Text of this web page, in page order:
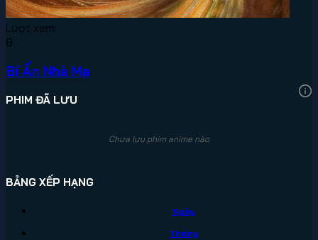
Lượt xem:
8
Bí Ẩn Nhà Ma
PHIM ĐÃ LƯU
Chưa lưu phim anime nào
BẢNG XẾP HẠNG
Ngày
Tháng